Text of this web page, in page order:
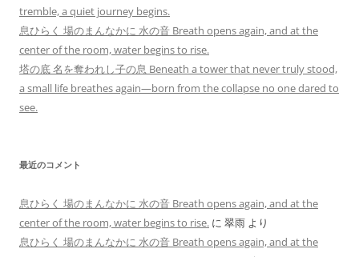
tremble, a quiet journey begins.
息ひらく 場のまんなかに 水の音 Breath opens again, and at the
center of the room, water begins to rise.
塔の底 名を奪われし子の息 Beneath a tower that never truly stood,
a small life breathes again—born from the collapse no one dared to
see.
最近のコメント
息ひらく 場のまんなかに 水の音 Breath opens again, and at the
center of the room, water begins to rise. に 翠雨 より
息ひらく 場のまんなかに 水の音 Breath opens again, and at the